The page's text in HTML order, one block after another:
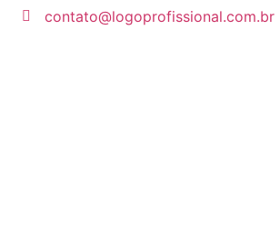
contato@logoprofissional.com.br